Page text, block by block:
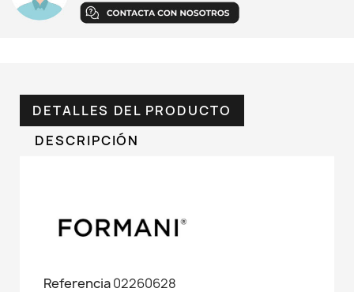
DETALLES DEL PRODUCTO
DESCRIPCIÓN
Referencia02260628